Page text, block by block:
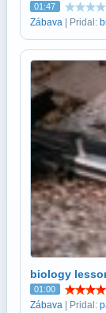
01:47
Zábava | Pridal:
biology
01:00
Zábava | Pridal: